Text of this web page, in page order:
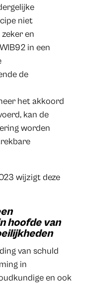
niet
en
in een
de
het akkoord
kan de
worden
wijzigt deze
hoofde van
van schuld
in
en ook